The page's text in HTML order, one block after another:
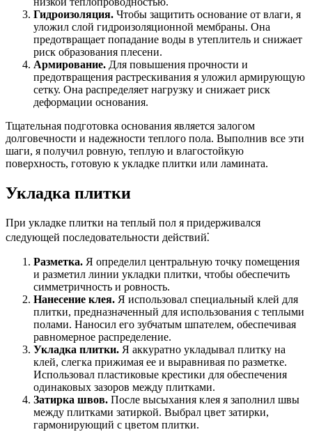
Гидроизоляция. Чтобы защитить основание от влаги, я
уложил слой гидроизоляционной мембраны. Она
предотвращает попадание воды в утеплитель и снижает
риск образования плесени.
Армирование. Для повышения прочности и
предотвращения растрескивания я уложил армирующую
сетку. Она распределяет нагрузку и снижает риск
деформации основания.
Тщательная подготовка основания является залогом
долговечности и надежности теплого пола. Выполнив все эти
шаги, я получил ровную, теплую и влагостойкую
поверхность, готовую к укладке плитки или ламината.
Укладка плитки
При укладке плитки на теплый пол я придерживался
следующей последовательности действий⁚
Разметка. Я определил центральную точку помещения
и разметил линии укладки плитки, чтобы обеспечить
симметричность и ровность.
Нанесение клея. Я использовал специальный клей для
плитки, предназначенный для использования с теплыми
полами. Наносил его зубчатым шпателем, обеспечивая
равномерное распределение.
Укладка плитки. Я аккуратно укладывал плитку на
клей, слегка прижимая ее и выравнивая по разметке.
Использовал пластиковые крестики для обеспечения
одинаковых зазоров между плитками.
Затирка швов. После высыхания клея я заполнил швы
между плитками затиркой. Выбрал цвет затирки,
гармонирующий с цветом плитки.